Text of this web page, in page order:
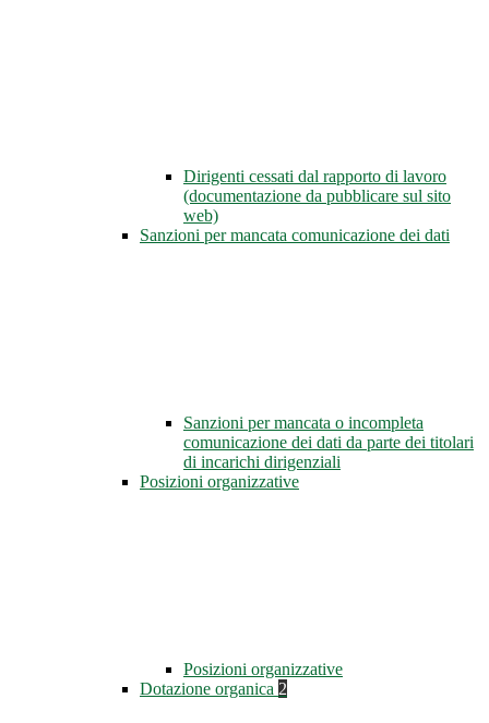
Dirigenti cessati dal rapporto di lavoro
(documentazione da pubblicare sul sito
web)
Sanzioni per mancata comunicazione dei dati
Sanzioni per mancata o incompleta
comunicazione dei dati da parte dei titolari
di incarichi dirigenziali
Posizioni organizzative
Posizioni organizzative
Dotazione organica 2